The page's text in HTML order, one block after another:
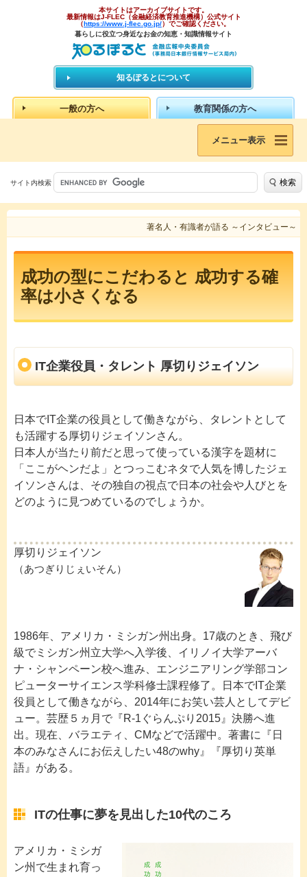
本サイトはアーカイブサイトです。
最新情報はJ-FLEC（金融経済教育推進機構）公式サイト
（https://www.j-flec.go.jp/）でご確認ください。
暮らしに役立つ身近なお金の知恵・知識情報サイト
知るぽるとについて
一般の方へ 教育関係の方へ
メニュー表示
サイト内検索 検索
著名人・有識者が語る ～インタビュー～
成功の型にこだわると 成功する確
率は小さくなる
IT企業役員・タレント 厚切りジェイソン
日本でIT企業の役員として働きながら、タレントとして
も活躍する厚切りジェイソンさん。
日本人が当たり前だと思って使っている漢字を題材に
「ここがヘンだよ」とつっこむネタで人気を博したジェ
イソンさんは、その独自の視点で日本の社会や人びとを
どのように見つめているのでしょうか。
厚切りジェイソン
（あつぎりじぇいそん）
1986年、アメリカ・ミシガン州出身。17歳のとき、飛び
級でミシガン州立大学へ入学後、イリノイ大学アーバ
ナ・シャンペーン校へ進み、エンジニアリング学部コン
ピューターサイエンス学科修士課程修了。日本でIT企業
役員として働きながら、2014年にお笑い芸人としてデビ
ュー。芸歴５ヵ月で『R-1ぐらんぷり2015』決勝へ進
出。現在、バラエティ、CMなどで活躍中。著書に『日
本のみなさんにお伝えしたい48のwhy』『厚切り英単
語』がある。
ITの仕事に夢を見出した10代のころ
アメリカ・ミシガ
ン州で生まれ育っ